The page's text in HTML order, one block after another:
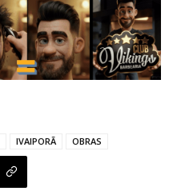
IVAIPORÃ OBRAS